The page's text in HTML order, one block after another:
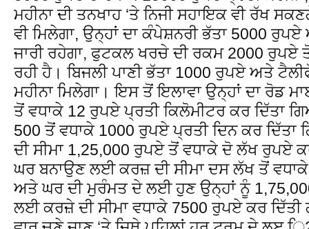
ਮਹੀਨਾ ਦੀ ਤਨਖਾਹ ‘ਤੇ ਨਿਜੀ ਸਹਾਇਕ ਵੀ ਰੱਖ
ਵੀ ਮਿਲੇਗਾ, ਉਨ੍ਹਾਂ ਦਾ ਕੰਪੇਸ਼ਨਰੀ ਭੱਤਾ 5000
ਜਾਰੀ ਰਹੇਗਾ, ਫੁਟਕਲ ਖਰਚੇ ਦੀ ਰਕਮ 2000 ਰੁਪਏ
ਰਹੀ ਹੈ। ਬਿਜਲੀ ਪਾਣੀ ਭੱਤਾ 1000 ਰੁਪਏ ਅਤੇ
ਮਹੀਨਾ ਮਿਲੇਗਾ। ਇਸ ਤੋਂ ਇਲਾਵਾ ਉਨ੍ਹਾਂ ਦਾ ਰੋਡ
ਤੋਂ ਵਧਾਕੇ 12 ਰੁਪਏ ਪ੍ਰਤੀ ਕਿਲੋਮੀਟਰ ਕਰ ਦਿੱਤਾ
500 ਤੋਂ ਵਧਾਕੇ 1000 ਰੁਪਏ ਪ੍ਰਤੀ ਦਿਨ ਕਰ
ਦੀ ਸੀਮਾ 1,25,000 ਰੁਪਏ ਤੋਂ ਵਧਾਕੇ ਦੋ ਲੱਖ ਰੁਪਏ
ਘਰ ਬਨਾਉਣ ਲਈ ਕਰਜ਼ ਦੀ ਸੀਮਾ ਦਸ ਲੱਖ ਤੋਂ
ਅਤੇ ਘਰ ਦੀ ਮੁਰੰਮਤ ਦੇ ਲਈ ਹੁਣ ਉਨ੍ਹਾਂ ਨੂੰ
ਲਈ ਕਰਜ਼ੇ ਦੀ ਸੀਮਾ ਵਧਾਕੇ 7500 ਰੁਪਏ ਕਰ